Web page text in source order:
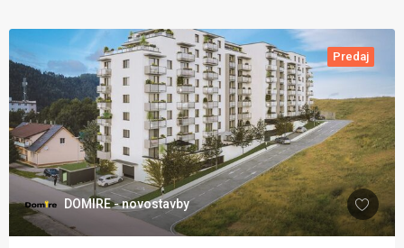
Predaj
DOMIRE - novostavby